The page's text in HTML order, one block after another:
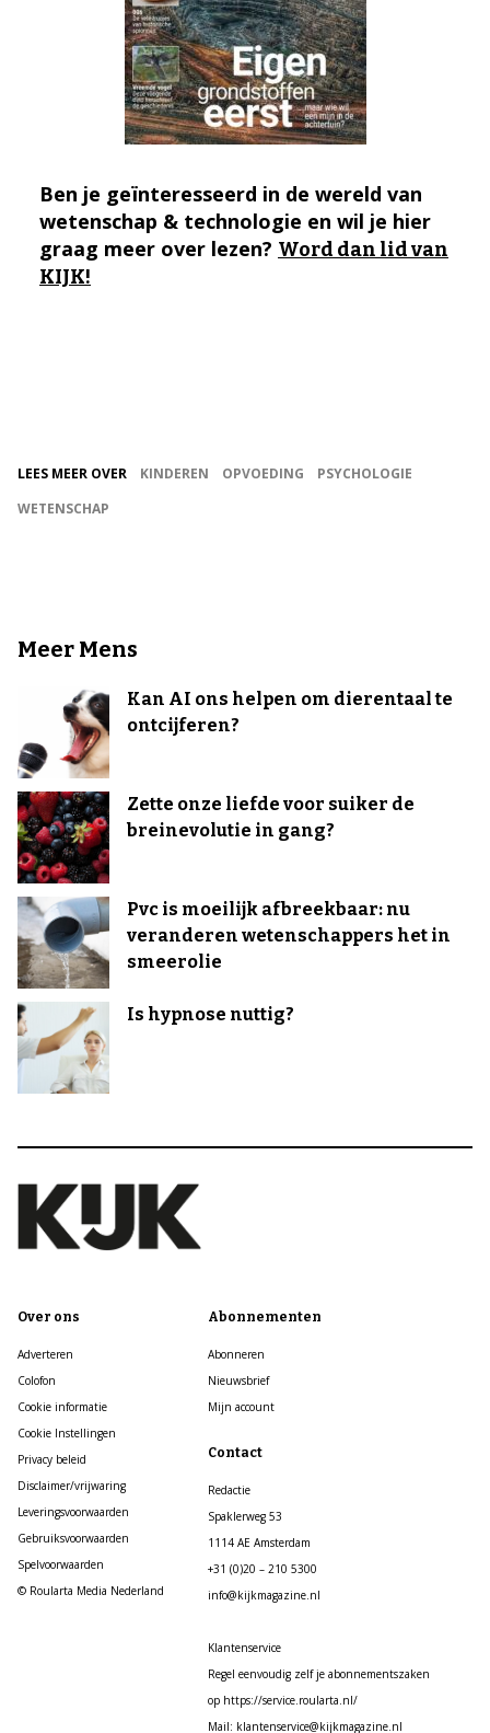
Ben je geïnteresseerd in de wereld van
wetenschap & technologie en wil je hier
graag meer over lezen? Word dan lid van
KIJK!
LEES MEER OVER KINDEREN OPVOEDING
PSYCHOLOGIE
WETENSCHAP
Meer Mens
Kan AI ons helpen om dierentaal te
ontcijferen?
Zette onze liefde voor suiker de
breinevolutie in gang?
Pvc is moeilijk afbreekbaar: nu
veranderen wetenschappers het in
smeerolie
Is hypnose nuttig?
Over ons
Adverteren
Colofon
Cookie informatie
Cookie Instellingen
Privacy beleid
Disclaimer/vrijwaring
Leveringsvoorwaarden
Gebruiksvoorwaarden
Spelvoorwaarden
© Roularta Media Nederland
Abonnementen
Abonneren
Nieuwsbrief
Mijn account
Contact
Redactie
Spaklerweg 53
1114 AE Amsterdam
+31 (0)20 – 210 5300
info@kijkmagazine.nl
Klantenservice
Regel eenvoudig zelf je abonnementszaken
op https://service.roularta.nl/
Mail: klantenservice@kijkmagazine.nl